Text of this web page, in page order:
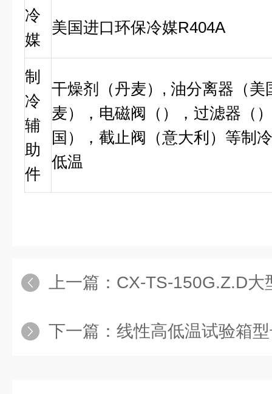
冷
媒
美国进口环保冷媒R404A
制
冷
辅
助
件
干燥剂（丹麦）, 油分离器（美
麦），电磁阀（），过滤器（
国），截止阀（意大利）等制
低温
上一篇： CX-TS-150G.Z.D大
下一篇： 线性高低温试验箱